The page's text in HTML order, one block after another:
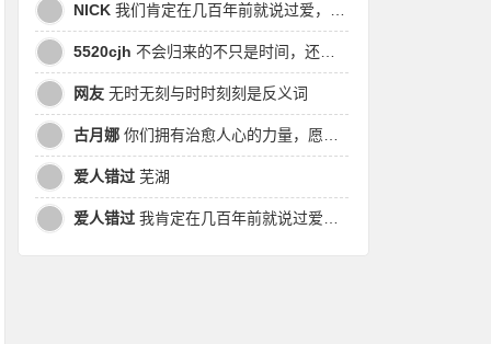
NICK 我们肯定在几百年前就说过爱，今生却错过。此生无悔，与你爱过。茕茕孑立，且看我对酒当歌，与影对酌。
5520cjh 不会归来的不只是时间，还有曾经的我
网友 无时无刻与时时刻刻是反义词
古月娜 你们拥有治愈人心的力量，愿也将丑陋的人性一起泯灭吧！
爱人错过 芜湖
爱人错过 我肯定在几百年前就说过爱你，只是你忘了，我也记不起。我肯定在几百年前就说过爱你，只是你忘了，我也记不起。 走过路过没遇过，回头转头还是错。你我不曾感受过，相撞在街口，相撞在街口。